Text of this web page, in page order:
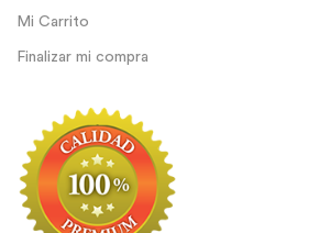
Mi Carrito
Finalizar mi compra